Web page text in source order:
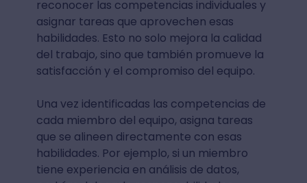
reconocer las competencias individuales y
asignar tareas que aprovechen esas
habilidades. Esto no solo mejora la calidad
del trabajo, sino que también promueve la
satisfacción y el compromiso del equipo.
Una vez identificadas las competencias de
cada miembro del equipo, asigna tareas
que se alineen directamente con esas
habilidades. Por ejemplo, si un miembro
tiene experiencia en análisis de datos,